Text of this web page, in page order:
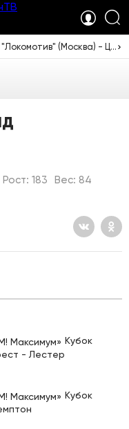
14:25 Футбол. Суперлига. Женщины. "Локомотив" (Москва) - ЦСКА. Прямая трансляция
Рост: 183 Вес: 84
Кубок
- Лестер
Кубок